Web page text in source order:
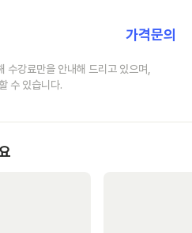
가격문의
수강료만을 안내해 드리고 있으며,
수 있습니다.